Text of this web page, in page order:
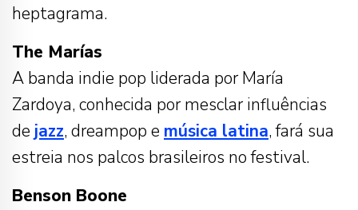
heptagrama.
The Marías
A banda indie pop liderada por María
Zardoya, conhecida por mesclar influências
de jazz, dreampop e música latina, fará sua
estreia nos palcos brasileiros no festival.
Benson Boone